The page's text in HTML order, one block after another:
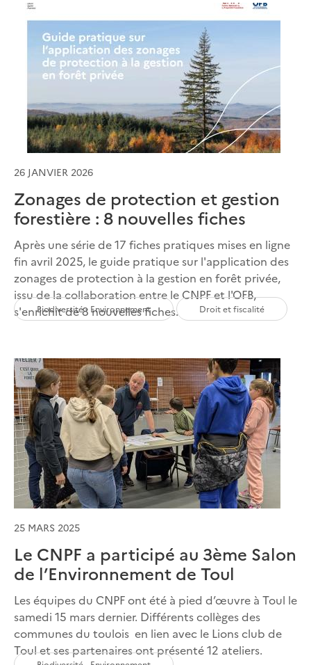
26 JANVIER 2026
Zonages de protection et gestion
forestière : 8 nouvelles fiches
Après une série de 17 fiches pratiques mises en ligne
fin avril 2025, le guide pratique sur l'application des
zonages de protection à la gestion en forêt privée,
issu de la collaboration entre le CNPF et l'OFB,
s'enrichit de 8 nouvelles fiches.
Biodiversité - Environnement Droit et fiscalité
25 MARS 2025
Le CNPF a participé au 3ème Salon
de l’Environnement de Toul
Les équipes du CNPF ont été à pied d’œuvre à Toul le
samedi 15 mars dernier. Différents collèges des
communes du toulois en lien avec le Lions club de
Toul et ses partenaires ont présenté 12 ateliers.